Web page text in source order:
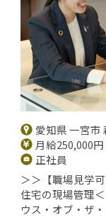
愛知県 一宮市
月給250,000
正社員
＞＞【職場見学
住宅の現場管理
ウス・オブ・ザ